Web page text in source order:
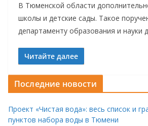
В Тюменской области
школы и детские сады. Такое
департаменту образования и науки
Читайте далее
Последние новости
Проект «Чистая вода»: весь список и
пунктов набора воды в Тюмени